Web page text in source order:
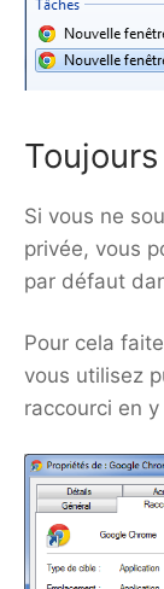
Si vous ne
privée, vous
par défaut
Pour cela
vous utilisez
raccourci en